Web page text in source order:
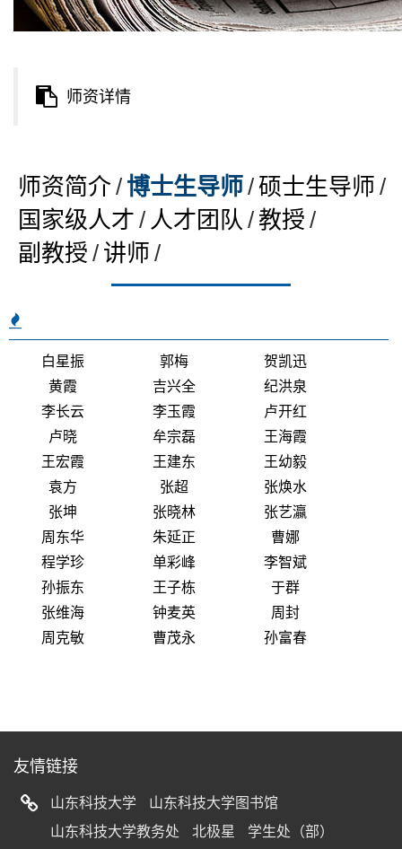
师资详情
师资简介/ 博士生导师/硕士生导师 /
国家级人才 / 人才团队 / 教授 /
副教授 / 讲师 /
白星振 郭梅
贺凯迅
黄霞
吉兴全
纪洪泉
李长云
李玉霞
卢开红
卢晓
牟宗磊
王海霞
王宏霞
王建东
王幼毅
袁方
张超
张焕水
张坤
张晓林
张艺瀛
周东华
朱延正
曹娜
程学珍
单彩峰
李智斌
孙振东
王子栋
于群
张维海
钟麦英
周封
周克敏
曹茂永 孙富春
友情链接
山东科技大学
山东科技大学图书馆
山东科技大学教务处
北极星 学生处（部）